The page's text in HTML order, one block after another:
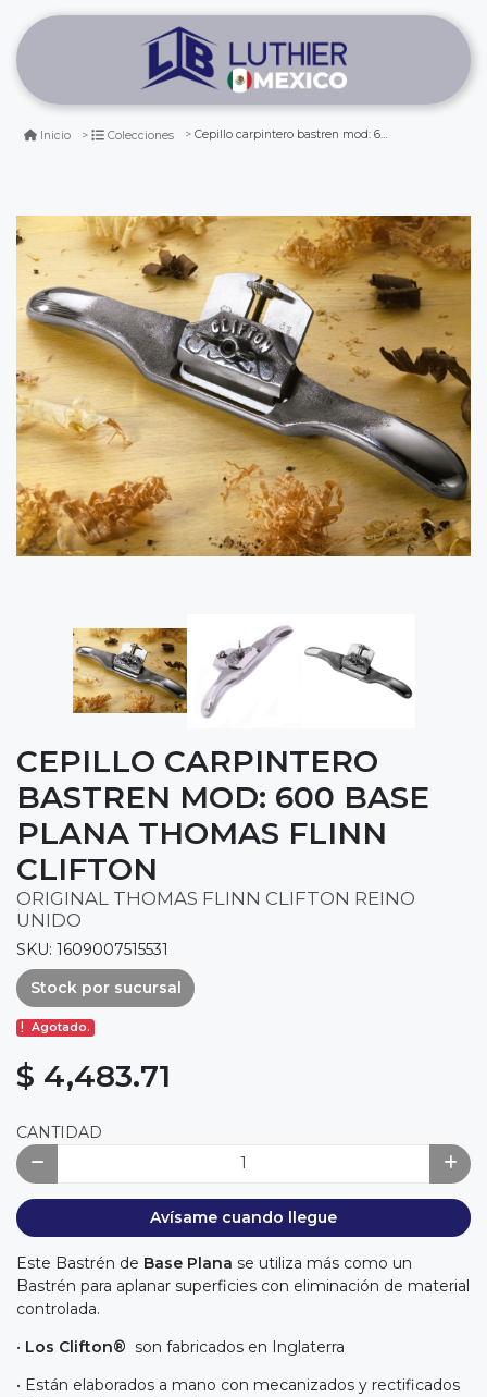
Inicio Colecciones Cepillo carpintero bastren mod: 600 base plana thomas flinn clifton
CEPILLO CARPINTERO
BASTREN MOD: 600 BASE
PLANA THOMAS FLINN
CLIFTON
ORIGINAL THOMAS FLINN CLIFTON REINO
UNIDO
SKU: 1609007515531
Stock por sucursal
Agotado.
$ 4,483.71
CANTIDAD
Avísame cuando llegue
Este Bastrén de Base Plana se utiliza más como un
Bastrén para aplanar superficies con eliminación de material
controlada.
• Los Clifton® son fabricados en Inglaterra
• Están elaborados a mano con mecanizados y rectificados